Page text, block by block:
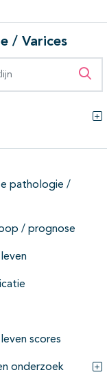
/ Varices
pathologie /
/ prognose
scores
onderzoek